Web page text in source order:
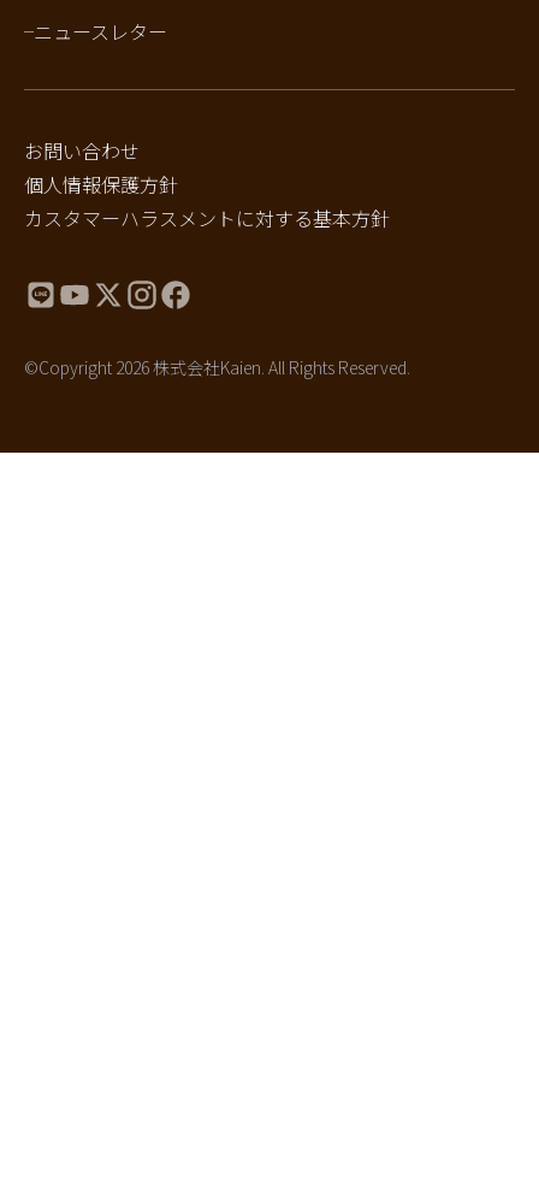
ニュースレター
お問い合わせ
個人情報保護方針
カスタマーハラスメントに対する基本方針
©Copyright 2026 株式会社Kaien. All Rights Reserved.